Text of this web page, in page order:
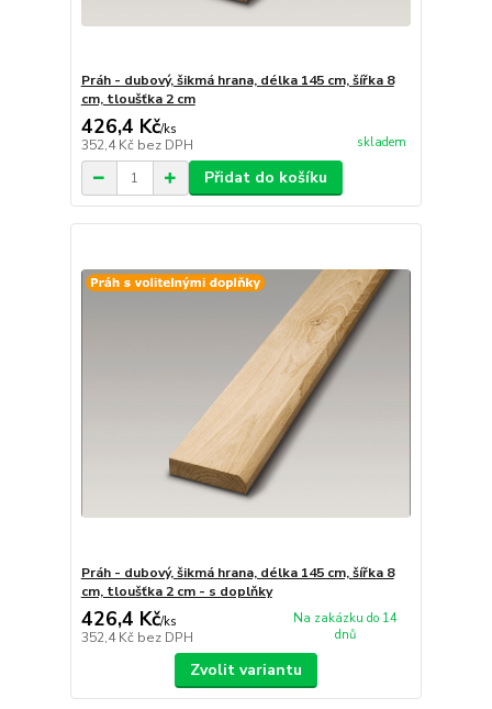
Práh - dubový, šikmá hrana, délka 145 cm, šířka 8
cm, tloušťka 2 cm
426,4 Kč/ks
352,4 Kč bez DPH skladem
Přidat do košíku
Práh - dubový, šikmá hrana, délka 145 cm, šířka 8
cm, tloušťka 2 cm - s doplňky
426,4 Kč/ks
352,4 Kč bez DPH
Na zakázku do 14
dnů
Zvolit variantu